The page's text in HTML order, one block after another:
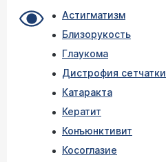
Астигматизм
Близорукость
Глаукома
Дистрофия сетчатки
Катаракта
Кератит
Конъюнктивит
Косоглазие